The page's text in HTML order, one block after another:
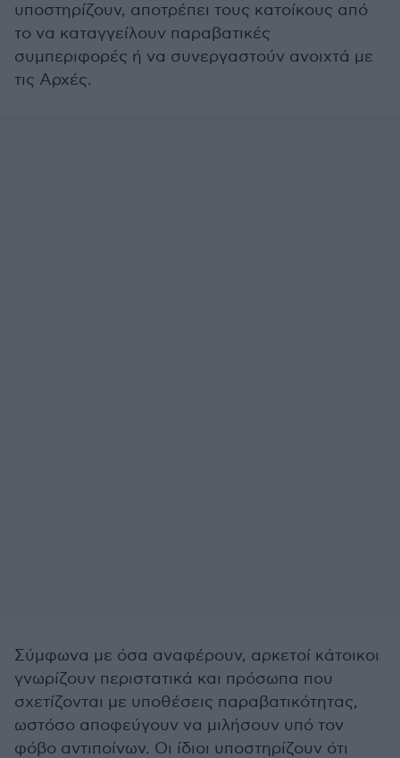
υποστηρίζουν, αποτρέπει τους κατοίκους από
το να καταγγείλουν παραβατικές
συμπεριφορές ή να συνεργαστούν ανοιχτά με
τις Αρχές.
Σύμφωνα με όσα αναφέρουν, αρκετοί κάτοικοι
γνωρίζουν περιστατικά και πρόσωπα που
σχετίζονται με υποθέσεις παραβατικότητας,
ωστόσο αποφεύγουν να μιλήσουν υπό τον
φόβο αντιποίνων. Οι ίδιοι υποστηρίζουν ότι